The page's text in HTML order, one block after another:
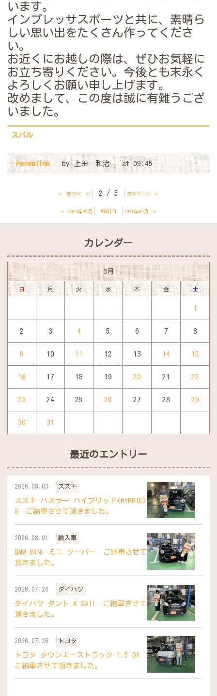
います。
インプレッサスポーツと共に、素晴ら
しい思い出をたくさん作ってくださ
い。
お近くにお越しの際は、ぜひお気軽に
お立ち寄りください。今後とも末永く
よろしくお願い申し上げます。
改めまして、この度は誠に有難うござ
いました。
スバル
Permalink by 上田 和治 at 09:45
« 前のページ 2 / 5 次のページ »
« 2025年02月 main 2025年04月 »
カレンダー
« 3月 »
日 月 火 水 木 金 土
1
2 3 4 5 6 7 8
9 10 11 12 13 14 15
16 17 18 19 20 21 22
23 24 25 26 27 28 29
30 31
最近のエントリー
2026.08.03 スズキ
スズキ ハスラー ハイブリッド(HYBRID)
G ご納車させて頂きました。
2026.08.01 輸入車
BMW MINI ミニ クーパー ご納車させて
頂きました。
2026.07.26 ダイハツ
ダイハツ タント X SAII ご納車させて
頂きました。
2026.07.26 トヨタ
トヨタ タウンエーストラック 1.5 DX
ご納車させて頂きました。